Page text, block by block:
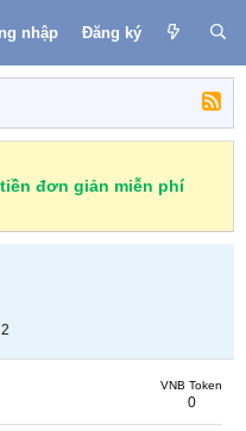
nhập Đăng ký
đơn giản miễn phí
VNB Token
0